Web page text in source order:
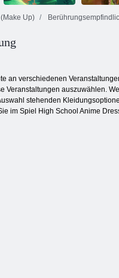
Up)
an verschiedenen
Veranstaltungen auszuwählen.
stehenden
im Spiel High School Anime